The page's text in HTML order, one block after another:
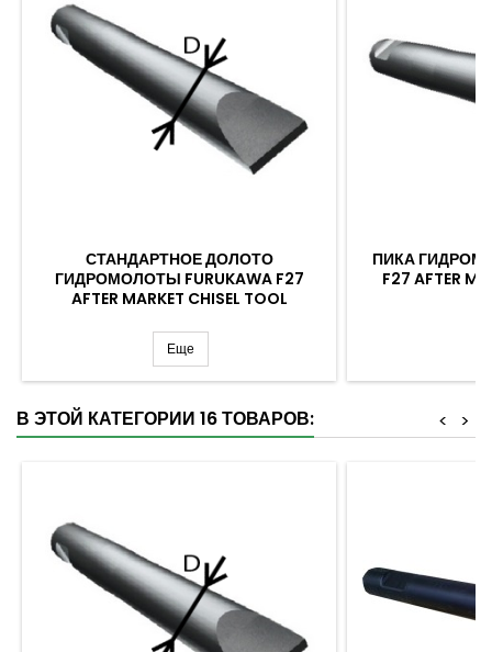
СТАНДАРТНОЕ ДОЛОТО
ГИДРОМОЛОТЫ FURUKAWA F27
AFTER MARKET CHISEL TOOL
Еще
ПИКА
F27 AFTER
В ЭТОЙ КАТЕГОРИИ 16 ТОВАРОВ: >
<